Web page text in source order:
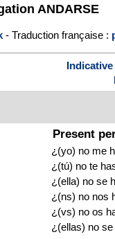
ANDARSE
- Traduction française :
Indicative
Present
¿(yo) no me
¿(tú) no te
¿(ella) no se
¿(ns) no nos
¿(vs) no os
¿(ellas) no